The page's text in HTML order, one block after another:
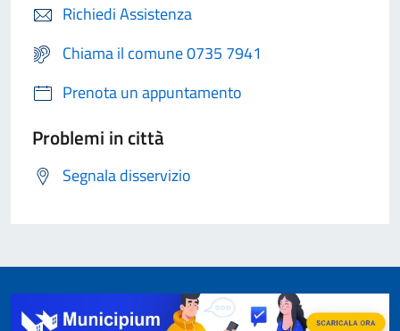
Richiedi Assistenza
Chiama il comune 0735 7941
Prenota un appuntamento
Problemi in città
Segnala disservizio